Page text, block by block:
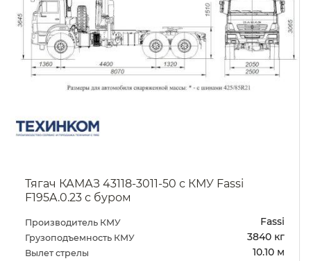
Тягач КАМАЗ 43118-3011-50 с КМУ Fassi
F195A.0.23 с буром
Производитель КМУ Fassi
Грузоподъемность КМУ 3840 кг
Вылет стрелы 10.10 м